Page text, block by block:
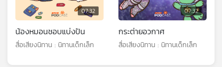
07:32
น้องหมอนชอบแบ่งปัน
สื่อเสียงนิทาน : นิทานเด็กเล็ก
07:32
กระต่ายอวกาศ
สื่อเสียงนิทาน : นิทานเด็กเล็ก